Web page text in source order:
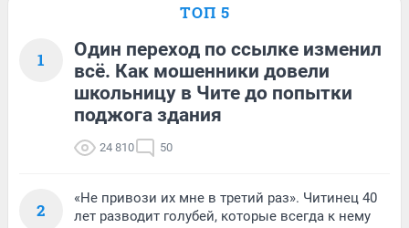
ТОП 5
1
Один переход по ссылке изменил
всё. Как мошенники довели
школьницу в Чите до попытки
поджога здания
24 810 50
2
«Не привози их мне в третий раз». Читинец 40
лет разводит голубей, которые всегда к нему